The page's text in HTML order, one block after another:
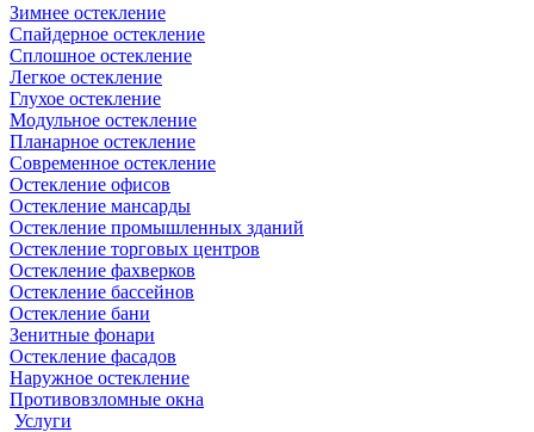
Зимнее остекление
Спайдерное остекление
Сплошное остекление
Легкое остекление
Глухое остекление
Модульное остекление
Планарное остекление
Современное остекление
Остекление офисов
Остекление мансарды
Остекление промышленных зданий
Остекление торговых центров
Остекление фахверков
Остекление бассейнов
Остекление бани
Зенитные фонари
Остекление фасадов
Наружное остекление
Противовзломные окна
Услуги